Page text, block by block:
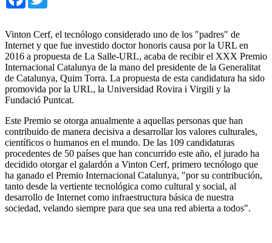
Vinton Cerf, el tecnólogo considerado uno de los "padres" de
Internet y que fue investido doctor honoris causa por la URL en
2016 a propuesta de La Salle-URL, acaba de recibir el XXX Premio
Internacional Catalunya de la mano del presidente de la Generalitat
de Catalunya, Quim Torra. La propuesta de esta candidatura ha sido
promovida por la URL, la Universidad Rovira i Virgili y la
Fundació Puntcat.
Este Premio se otorga anualmente a aquellas personas que han
contribuido de manera decisiva a desarrollar los valores culturales,
científicos o humanos en el mundo. De las 109 candidaturas
procedentes de 50 países que han concurrido este año, el jurado ha
decidido otorgar el galardón a Vinton Cerf, primero tecnólogo que
ha ganado el Premio Internacional Catalunya, "por su contribución,
tanto desde la vertiente tecnológica como cultural y social, al
desarrollo de Internet como infraestructura básica de nuestra
sociedad, velando siempre para que sea una red abierta a todos".